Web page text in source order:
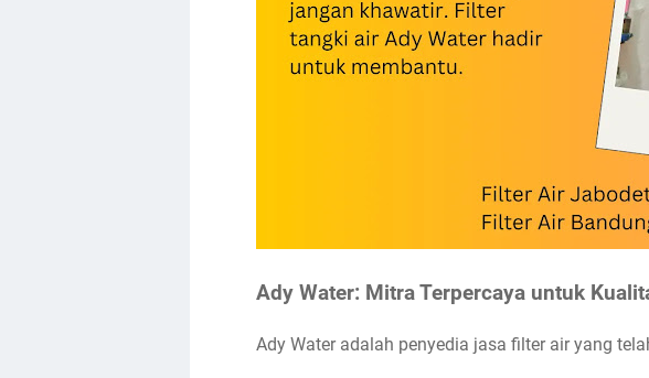
Ady Water: Mitra Terpercaya untuk
Ady Water adalah penyedia jasa filter air yang